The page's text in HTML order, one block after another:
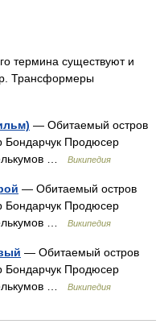
термина существуют и
Трансформеры
— Обитаемый остров
Бондарчук Продюсер
…
Википедия
— Обитаемый остров
Бондарчук Продюсер
…
Википедия
— Обитаемый остров
Бондарчук Продюсер
…
Википедия